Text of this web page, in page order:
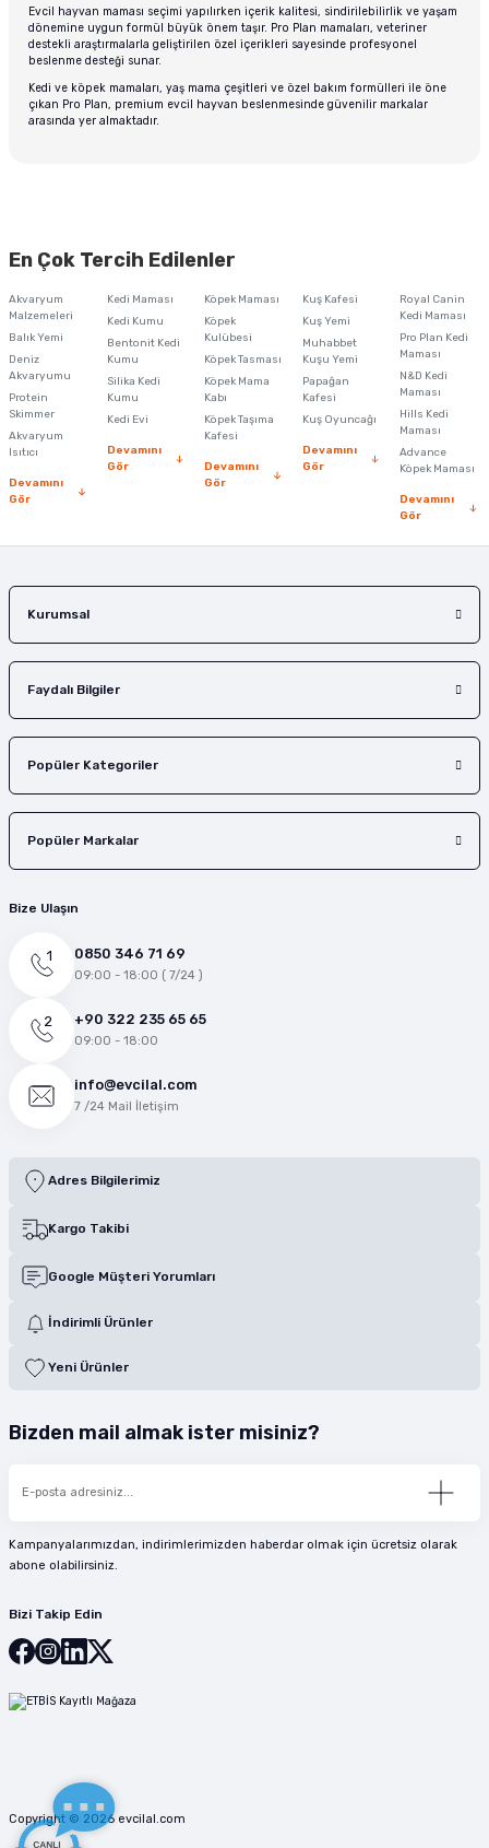
Evcil hayvan maması seçimi yapılırken içerik kalitesi, sindirilebilirlik ve yaşam
dönemine uygun formül büyük önem taşır. Pro Plan mamaları, veteriner
destekli araştırmalarla geliştirilen özel içerikleri sayesinde profesyonel
beslenme desteği sunar.
Kedi ve köpek mamaları, yaş mama çeşitleri ve özel bakım formülleri ile öne
çıkan Pro Plan, premium evcil hayvan beslenmesinde güvenilir markalar
arasında yer almaktadır.
En Çok Tercih Edilenler
Akvaryum
Malzemeleri
Balık Yemi
Deniz
Akvaryumu
Protein
Skimmer
Akvaryum
Isıtıcı
Devamını
Gör
Kedi Maması
Kedi Kumu
Bentonit Kedi
Kumu
Silika Kedi
Kumu
Kedi Evi
Devamını
Gör
Köpek Maması
Köpek
Kulübesi
Köpek Tasması
Köpek Mama
Kabı
Köpek Taşıma
Kafesi
Devamını
Gör
Kuş Kafesi
Kuş Yemi
Muhabbet
Kuşu Yemi
Papağan
Kafesi
Kuş Oyuncağı
Devamını
Gör
Royal Canin
Kedi Maması
Pro Plan Kedi
Maması
N&D Kedi
Maması
Hills Kedi
Maması
Advance
Köpek Maması
Devamını
Gör
Kurumsal
Faydalı Bilgiler
Popüler Kategoriler
Popüler Markalar
Bize Ulaşın
0850 346 71 69
09:00 - 18:00 ( 7/24 )
+90 322 235 65 65
09:00 - 18:00
info@evcilal.com
7 /24 Mail İletişim
Adres Bilgilerimiz
Kargo Takibi
Google Müşteri Yorumları
İndirimli Ürünler
Yeni Ürünler
Bizden mail almak ister misiniz?
Kampanyalarımızdan, indirimlerimizden haberdar olmak için ücretsiz olarak
abone olabilirsiniz.
Bizi Takip Edin
Copyright © 2026 evcilal.com